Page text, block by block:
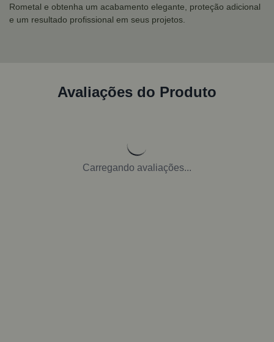
Rometal e obtenha um acabamento elegante, proteção adicional
e um resultado profissional em seus projetos.
Avaliações do Produto
Carregando avaliações...